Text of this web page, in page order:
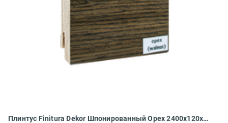
Плинтус Finitura Dekor Шпонированный Орех 2400x120x30